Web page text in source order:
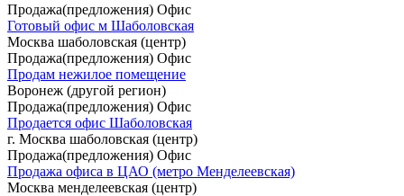
Продажа(предложения) Офис
Готовый офис м Шаболовская
Москва шаболовская (центр)
Продажа(предложения) Офис
Продам нежилое помещение
Воронеж (другой регион)
Продажа(предложения) Офис
Продается офис Шаболовская
г. Москва шаболовская (центр)
Продажа(предложения) Офис
Продажа офиса в ЦАО (метро Менделеевская)
Москва менделеевская (центр)